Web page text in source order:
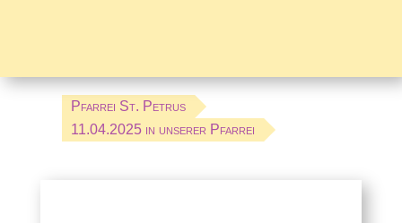
Pfarrei St. Petrus
11.04.2025 in unserer Pfarrei